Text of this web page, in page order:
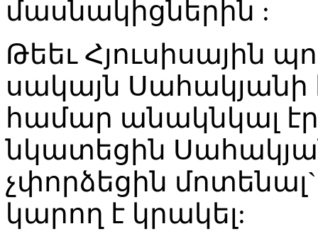
մասնակիցներին :
Թեեւ Հյուսիսային
սակայն Սահակյանի
համար անակնկալ
նկատեցին
չփորձեցին
կարող է կրակել: